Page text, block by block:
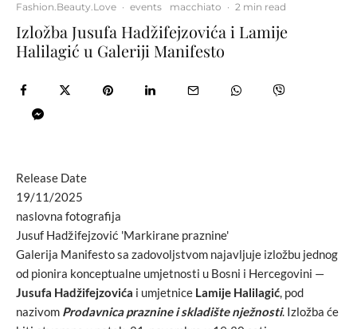
Fashion.Beauty.Love · events macchiato · 2 min read
Izložba Jusufa Hadžifejzovića i Lamije
Halilagić u Galeriji Manifesto
Release Date
19/11/2025
naslovna fotografija
Jusuf Hadžifejzović 'Markirane praznine'
Galerija Manifesto sa zadovoljstvom najavljuje izložbu jednog
od pionira konceptualne umjetnosti u Bosni i Hercegovini —
Jusufa Hadžifejzovića i umjetnice Lamije Halilagić, pod
nazivom Prodavnica praznine i skladište nježnosti. Izložba će